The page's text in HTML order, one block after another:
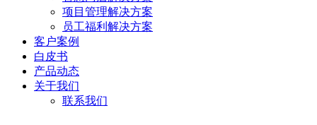
项目管理解决方案
员工福利解决方案
客户案例
白皮书
产品动态
关于我们
联系我们